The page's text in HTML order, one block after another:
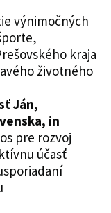
výnimočných
kraja
životného
Ján,
in
pre rozvoj
účasť